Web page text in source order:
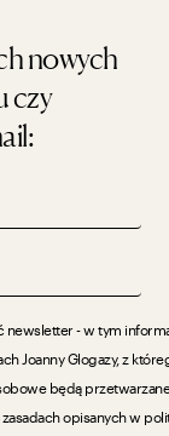
nowych
czy
newsletter - w tym
Joanny Glogazy, z
będą
opisanych w